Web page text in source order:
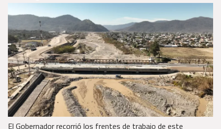
El Gobernador recorrió los frentes de trabajo de este